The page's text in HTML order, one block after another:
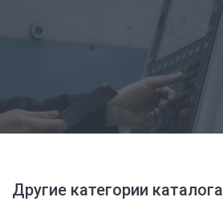
Другие категории каталога